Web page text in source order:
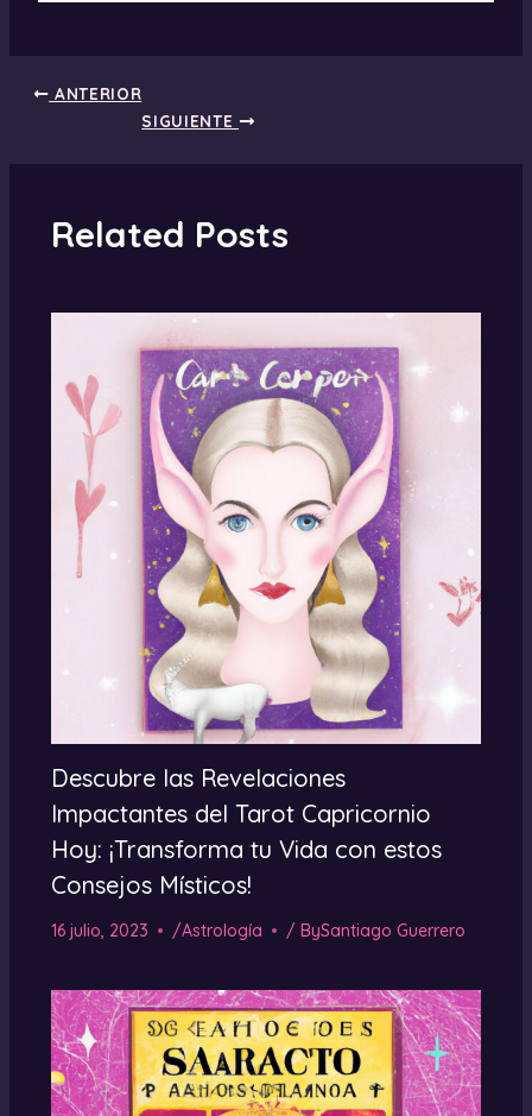
ANTERIOR
SIGUIENTE
Related Posts
Descubre las Revelaciones
Impactantes del Tarot Capricornio
Hoy: ¡Transforma tu Vida con estos
Consejos Místicos!
16 julio, 2023 /Astrología / BySantiago Guerrero